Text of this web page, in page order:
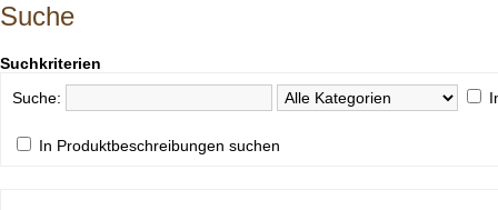
Suche
Suchkriterien
Suche:
In Produktbeschreibungen suchen